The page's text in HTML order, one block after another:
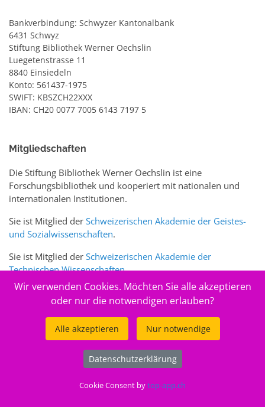
Bankverbindung: Schwyzer Kantonalbank
6431 Schwyz
Stiftung Bibliothek Werner Oechslin
Luegetenstrasse 11
8840 Einsiedeln
Konto: 561437-1975
SWIFT: KBSZCH22XXX
IBAN: CH20 0077 7005 6143 7197 5
Mitgliedschaften
Die Stiftung Bibliothek Werner Oechslin ist eine
Forschungsbibliothek und kooperiert mit nationalen und
internationalen Institutionen.
Sie ist Mitglied der Schweizerischen Akademie der Geistes-
und Sozialwissenschaften.
Sie ist Mitglied der Schweizerischen Akademie der
Technischen Wissenschaften.
Sie ist zudem Mitglied des Schweizer Portalswww.sciences-
Stiftung Bibliothek Werner Oechslin
Wir verwenden Cookies. Möchten Sie alle akzeptieren
oder nur die notwendigen erlauben?
Alle akzeptieren Nur notwendige
Datenschutzerklärung
Cookie Consent bytop-app.ch